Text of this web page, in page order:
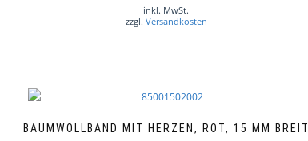
inkl. MwSt.
zzgl. Versandkosten
BAUMWOLLBAND MIT HERZEN, ROT, 15 MM BREIT